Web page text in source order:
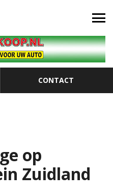
CONTACT
op
Zuidland